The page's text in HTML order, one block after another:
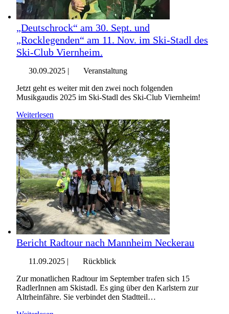
„Deutschrock“ am 30. Sept. und
„Rocklegenden“ am 11. Nov. im Ski-Stadl des
Ski-Club Viernheim.
30.09.2025 |
Veranstaltung
Jetzt geht es weiter mit den zwei noch folgenden
Musikgaudis 2025 im Ski-Stadl des Ski-Club Viernheim!
Weiterlesen
Bericht Radtour nach Mannheim Neckerau
11.09.2025 |
Rückblick
Zur monatlichen Radtour im September trafen sich 15
RadlerInnen am Skistadl. Es ging über den Karlstern zur
Altrheinfähre. Sie verbindet den Stadtteil…